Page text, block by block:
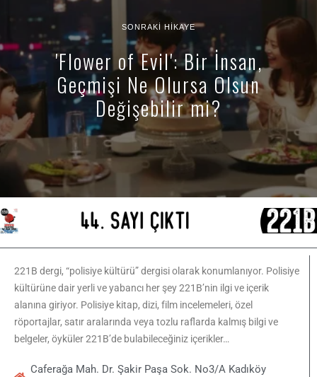
SONRAKI HIKAYE
'Flower of Evil': Bir İnsan,
Geçmişi Ne Olursa Olsun
Değişebilir mi?
221B dergi, “polisiye kültürü” dergisi olarak konumlanıyor. Polisiye
kültürüne dair yerli ve yabancı her şey 221B’nin ilgi ve içerik
alanına giriyor. Polisiye kitap, dizi, film incelemeleri, özel
röportajlar, satır aralarında veya tozlu raflarda kalmış bilgi ve
belgeler, öyküler 221B’de bulabileceğiniz içerikler…
Caferağa Mah. Dr. Şakir Paşa Sok. No3/A Kadıköy